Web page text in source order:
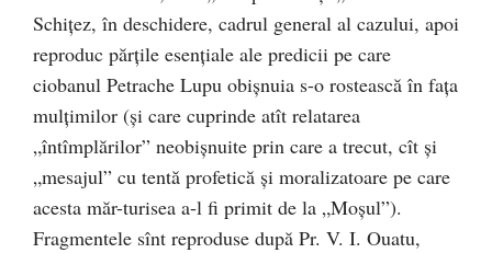
Schiţez, în deschidere, cadrul general al cazului, apoi
reproduc părţile esenţiale ale predicii pe care
ciobanul Petrache Lupu obişnuia s-o rostească în faţa
mulţimilor (şi care cuprinde atît relatarea
„întîmplărilor” neobişnuite prin care a trecut, cît şi
„mesajul” cu tentă profetică şi moralizatoare pe care
acesta măr-turisea a-l fi primit de la „Moşul”).
Fragmentele sînt reproduse după Pr. V. I. Ouatu,